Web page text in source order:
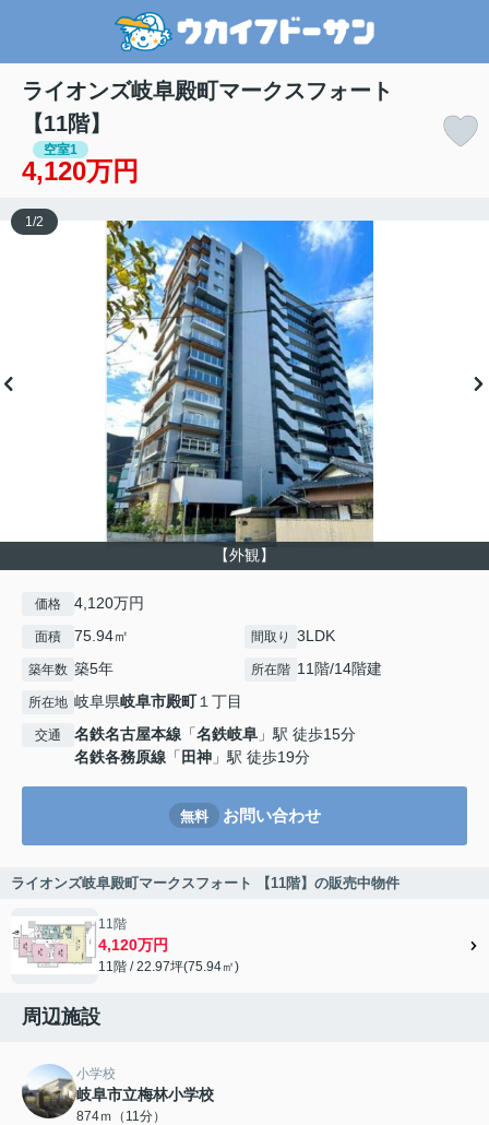
ライオンズ岐阜殿町マークスフォート
【11階】
空室1
4,120万円
【外観】
1/2
価格 4,120万円
面積 75.94㎡ 間取り 3LDK
築年数 築5年 所在階 11階/14階建
所在地 岐阜県岐阜市殿町１丁目
交通 名鉄名古屋本線 「名鉄岐阜 」駅 徒歩15分
名鉄各務原線 「 田神 」駅 徒歩19分
無料 お問い合わせ
ライオンズ岐阜殿町マークスフォート 【11階】の販売中物件
11階
4,120万円
11階 / 22.97坪(75.94㎡)
周辺施設
小学校
岐阜市立梅林小学校
874ｍ（11分）